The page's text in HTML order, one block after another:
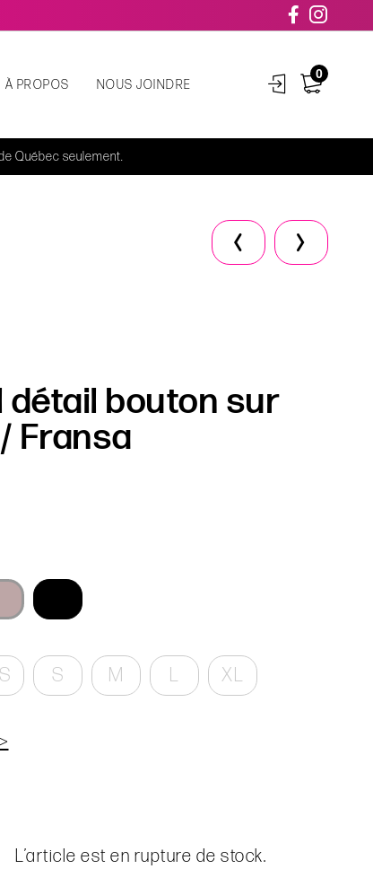
À PROPOS NOUS JOINDRE
0
Québec seulement.
détail bouton sur
Fransa
S M L XL
L’article est en rupture de stock.